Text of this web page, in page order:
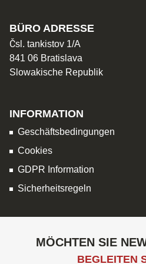
BÜRO ADRESSE
Čsl. tankistov 1/A
841 06 Bratislava
Slowakische Republik
INFORMATION
Geschäftsbedingungen
Cookies
GDPR Information
Sicherheitsregeln
MÖCHTEN SIE
BEGLEITEN